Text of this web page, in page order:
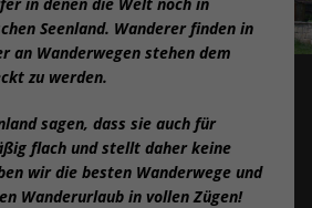
Seenland. Wanderer finden in
an Wanderwegen stehen dem
zu werden.
sagen, dass sie auch für
flach und stellt daher keine
wir die besten Wanderwege und
Wanderurlaub in vollen Zügen!